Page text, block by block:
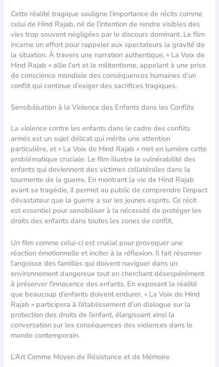
Cette réalité tragique souligne l’importance de récits comme
celui de Hind Rajab, né de l’intention de rendre visibles des
vies trop souvent négligées par le discours dominant. Le film
incarne un effort pour rappeler aux spectateurs la gravité de
la situation. À travers une narration authentique, « La Voix de
Hind Rajab » allie l’art et le militantisme, appelant à une prise
de conscience mondiale des conséquences humaines d’un
conflit qui continue d’exiger des sacrifices tragiques.
Sensibilisation à la Violence des Enfants dans les Conflits
La violence contre les enfants dans le cadre des conflits
armés est un sujet délicat qui mérite une attention
particulière, et « La Voix de Hind Rajab » met en lumière cette
problématique cruciale. Le film illustre la vulnérabilité des
enfants qui deviennent des victimes collatérales dans la
tourmente de la guerre. En montrant la vie de Hind Rajab
avant sa tragédie, il permet au public de comprendre l’impact
dévastateur que la guerre a sur les jeunes esprits. Ce récit
est essentiel pour sensibiliser à la nécessité de protéger les
droits des enfants dans toutes les zones de conflit.
Un film comme celui-ci est crucial pour provoquer une
réaction émotionnelle et inciter à la réflexion. Il fait résonner
l’angoisse des familles qui doivent naviguer dans un
environnement dangereux tout en cherchant désespérément
à préserver l’innocence des enfants. En exposant la réalité
que beaucoup d’enfants doivent endurer, « La Voix de Hind
Rajab » participera à l’établissement d’un dialogue sur la
protection des droits de l’enfant, élargissant ainsi la
conversation sur les conséquences des violences dans le
monde contemporain.
L’Art Comme Moyen de Résistance et de Mémoire